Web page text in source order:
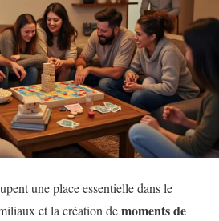
une place essentielle dans le
et la création demoments de